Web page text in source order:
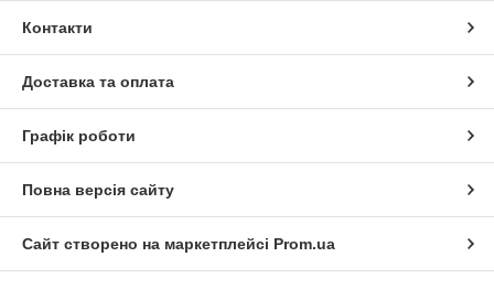
Контакти
Доставка та оплата
Графік роботи
Повна версія сайту
Сайт створено на маркетплейсі Prom.ua